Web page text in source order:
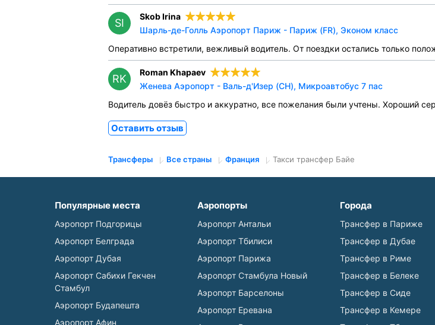
SI
Skob Irina
Шарль-де-Голль Аэропорт Париж - Париж (FR), Эконом класс
Оперативно встретили, вежливый водитель. От поездки остались только
RK
Roman Khapaev
Женева Аэропорт - Валь-д'Изер (CH), Микроавтобус 7 пас
Водитель довёз быстро и аккуратно, все пожелания были учтены. Хороший
Оставить отзыв
Трансферы Все страны Франция Такси трансфер Байе
Популярные места
Аэропорт Подгорицы
Аэропорт Белграда
Аэропорт Дубая
Аэропорт Сабихи Гекчен
Стамбул
Аэропорт Будапешта
Аэропорт Афин
Аэропорты
Аэропорт Антальи
Аэропорт Тбилиси
Аэропорт Парижа
Аэропорт Стамбула Новый
Аэропорт Барселоны
Аэропорт Еревана
Города
Трансфер в Париже
Трансфер в Дубае
Трансфер в Риме
Трансфер в Белеке
Трансфер в Сиде
Трансфер в Кемере